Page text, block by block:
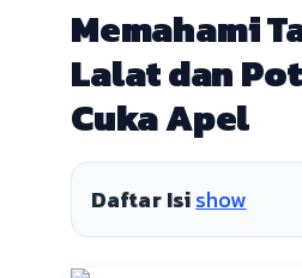
Memahami
Lalat dan
Cuka Apel
Daftar Isishow